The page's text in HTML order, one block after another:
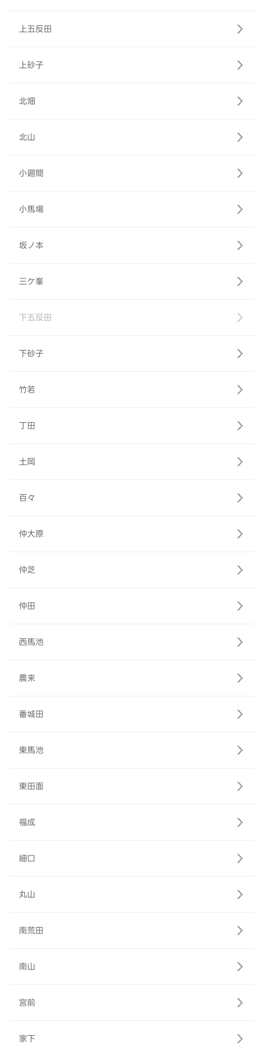
上五反田
上砂子
北畑
北山
小廻間
小馬場
坂ノ本
三ケ峯
下五反田
下砂子
竹若
丁田
土岡
百々
仲大原
仲芝
仲田
西馬池
農来
番城田
東馬池
東田面
福成
細口
丸山
南荒田
南山
宮前
家下